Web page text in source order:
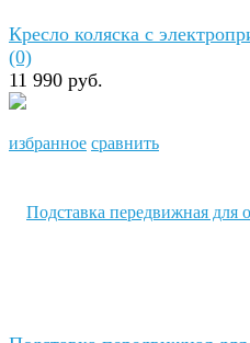
избранное сравнить
Кресло коляска с
(0)
11 990 руб.